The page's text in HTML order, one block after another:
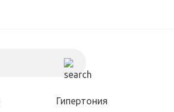
Гипертония